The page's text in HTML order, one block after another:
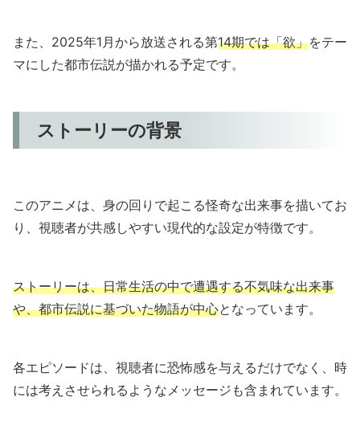
また、2025年1月から放送される第14期では「欲」をテー
マにした都市伝説が描かれる予定です。
ストーリーの背景
このアニメは、身の回りで起こる怪奇な出来事を描いてお
り、視聴者が共感しやすい現代的な設定が特徴です。
ストーリーは、日常生活の中で遭遇する不気味な出来事
や、都市伝説に基づいた物語が中心となっています。
各エピソードは、視聴者に恐怖感を与えるだけでなく、時
には考えさせられるようなメッセージも含まれています。